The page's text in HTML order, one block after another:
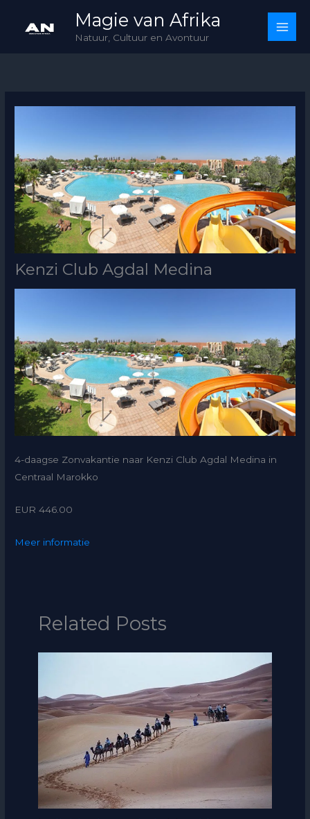
Magie van Afrika
Natuur, Cultuur en Avontuur
Kenzi Club Agdal Medina
4-daagse Zonvakantie naar Kenzi Club Agdal Medina in
Centraal Marokko
EUR 446.00
Meer informatie
Related Posts